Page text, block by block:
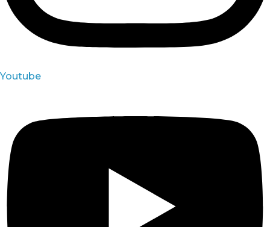
Youtube